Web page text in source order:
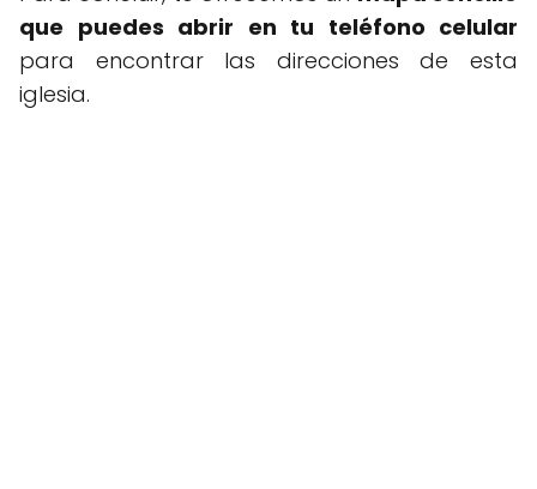
que puedes abrir en tu teléfono celular
para encontrar las direcciones de esta
iglesia.